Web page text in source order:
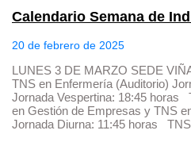
Calendario Semana de
20 de febrero de 2025
LUNES 3 DE MARZO SEDE
TNS en Enfermería (Auditorio)
Jornada Vespertina: 18:45 horas
en Gestión de Empresas y TNS
Jornada Diurna: 11:45 horas